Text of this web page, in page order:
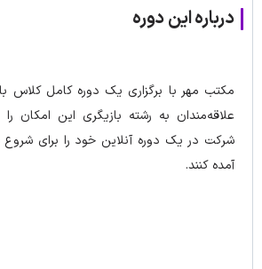
درباره این دوره
مکتب مهر با برگزاری یک دوره کامل کلاس
علاقه‌مندان به رشته بازیگری این امکان
شرکت در یک دوره آنلاین خود را برای
آمده کنند.